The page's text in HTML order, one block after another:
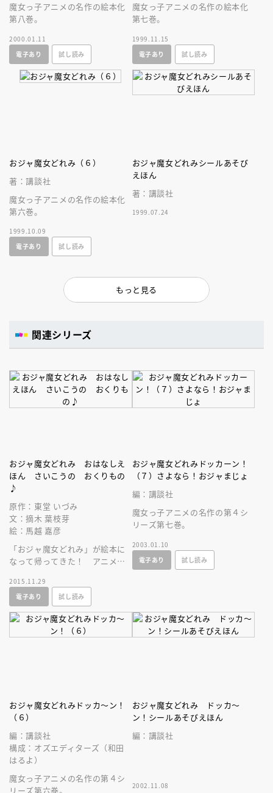
魔女っ子アニメの名作の絵本化
第八巻。
2000.01.11
電子あり
試し読み
魔女っ子アニメの名作の絵本化
第七巻。
1999.11.15
電子あり
試し読み
おジャ魔女どれみ（６）
著：講談社
魔女っ子アニメの名作の絵本化
第六巻。
1999.10.09
電子あり
試し読み
おジャ魔女どれみシールあそび
えほん
著：講談社
1999.07.24
もっと見る
関連シリーズ
おジャ魔女どれみ おはなしえ
ほん さいこうの おくりもの
♪
原作：東堂 いづみ
文：摘木 葉枝芽
絵：馬越 嘉彦
「おジャ魔女どれみ」が絵本に
なって帰ってきた！ アニメー
絵で、どれみの新しいお話が楽
しめます。
2015.11.29
電子あり
試し読み
おジャ魔女どれみドッカーン！
（７）さよなら！おジャまじょ
編：講談社
魔女っ子アニメの名作の第４シ
リーズ第七巻。
2003.01.10
電子あり
試し読み
おジャ魔女どれみドッカ～ン！
（６）
編：講談社
構成：オズエディターズ（和田
はるよ）
魔女っ子アニメの名作の第４シ
リーズ第六巻。
おジャ魔女どれみ ドッカ～
ン！シールあそびえほん
編：講談社
2002.11.08